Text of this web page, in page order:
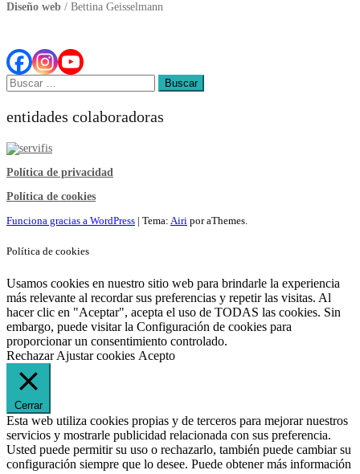
Diseño web / Bettina Geisselmann
Buscar:
entidades colaboradoras
Política de privacidad
Política de cookies
Funciona gracias a WordPress | Tema: Airi por aThemes.
Política de cookies
Usamos cookies en nuestro sitio web para brindarle la experiencia
más relevante al recordar sus preferencias y repetir las visitas. Al
hacer clic en "Aceptar", acepta el uso de TODAS las cookies. Sin
embargo, puede visitar la Configuración de cookies para
proporcionar un consentimiento controlado.
Rechazar Ajustar cookies Acepto
Cerrar
Esta web utiliza cookies propias y de terceros para mejorar nuestros
servicios y mostrarle publicidad relacionada con sus preferencia.
Usted puede permitir su uso o rechazarlo, también puede cambiar su
configuración siempre que lo desee. Puede obtener más información